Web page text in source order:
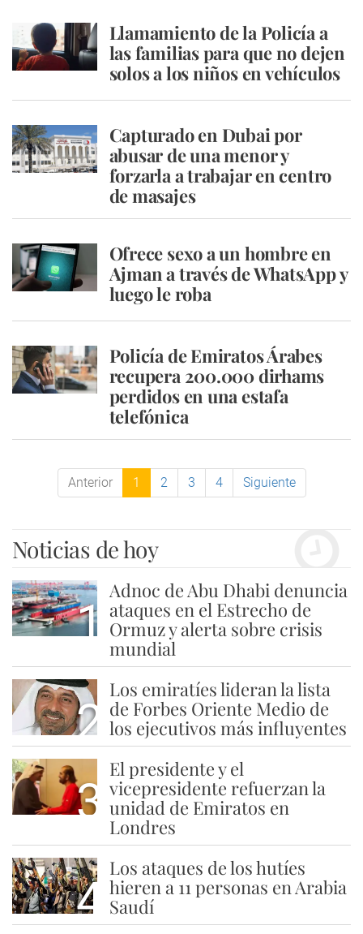
Llamamiento de la Policía a
las familias para que no dejen
solos a los niños en vehículos
Capturado en Dubai por
abusar de una menor y
forzarla a trabajar en centro
de masajes
Ofrece sexo a un hombre en
Ajman a través de WhatsApp y
luego le roba
Policía de Emiratos Árabes
recupera 200.000 dirhams
perdidos en una estafa
telefónica
Anterior 1 2 3 4 Siguiente
Noticias de hoy
1
Adnoc de Abu Dhabi denuncia
ataques en el Estrecho de
Ormuz y alerta sobre crisis
mundial
2
Los emiratíes lideran la lista
de Forbes Oriente Medio de
los ejecutivos más influyentes
3
El presidente y el
vicepresidente refuerzan la
unidad de Emiratos en
Londres
4
Los ataques de los hutíes
hieren a 11 personas en Arabia
Saudí